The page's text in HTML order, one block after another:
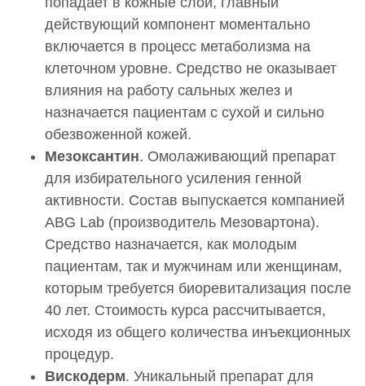
0002431
Введение искусственных имплантатов в мягкие
ткани Гиалуформ 2,5% (Hyaluform) - 2мл
28 000 руб.
0003002
Введение искусственных имплантатов в мягкие
ткани Гиалрипайер (Hyalrepair) 09 (3мл)
30 000 руб.
Коллост (Collost)
0001096
Введение искусственных имплантатов в мягкие
ткани Коллост (Collost) 7% (1,0 мл)
22 000 руб.
0002321
Введение искусственных имплантатов в мягкие
ткани Коллост (Collost) 7% проба 0,5мл
19 500 руб.
действующий компонент моментально
включается в процесс метаболизма на
клеточном уровне. Средство не оказывает
влияния на работу сальных желез и
назначается пациентам с сухой и сильно
обезвоженной кожей.
Мезоксантин. Омолаживающий препарат
для избирательного усиления генной
активности. Состав выпускается компанией
ABG Lab (производитель Мезовартона).
Средство назначается, как молодым
пациентам, так и мужчинам или женщинам,
которым требуется биоревитализация после
40 лет. Стоимость курса рассчитывается,
исходя из общего количества инъекционных
процедур.
Вискодерм. Уникальный препарат для